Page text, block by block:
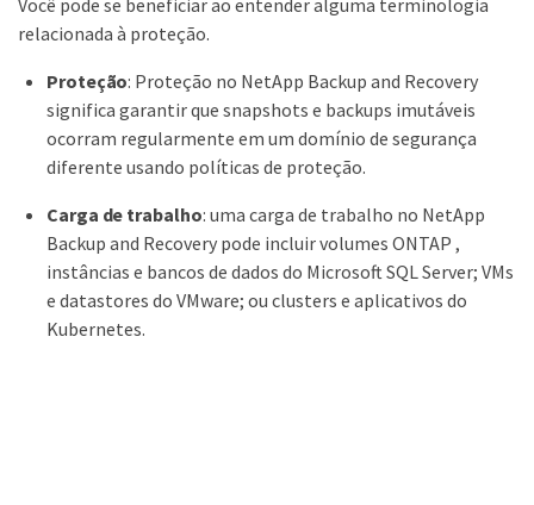
relacionada à proteção.
Proteção: Proteção no NetApp Backup and Recovery
significa garantir que snapshots e backups imutáveis ​​
ocorram regularmente em um domínio de segurança
diferente usando políticas de proteção.
Carga de trabalho: uma carga de trabalho no NetApp
Backup and Recovery pode incluir volumes ONTAP ,
instâncias e bancos de dados do Microsoft SQL Server; VMs
e datastores do VMware; ou clusters e aplicativos do
Kubernetes.